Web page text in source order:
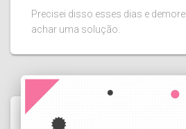
Precisei disso esses dias e
achar uma solução.